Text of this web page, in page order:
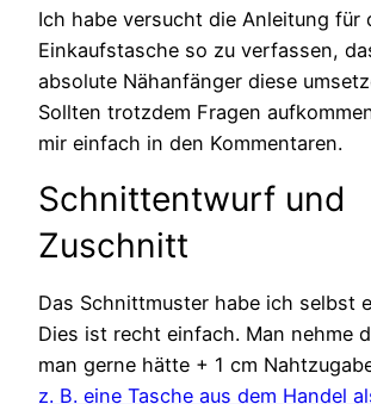
Ich habe versucht die Anleitung für
Einkaufstasche so zu verfassen,
absolute Nähanfänger diese
Sollten trotzdem Fragen
mir einfach in den Kommentaren.
Schnittentwurf und
Zuschnitt
Das Schnittmuster habe ich selbst
Dies ist recht einfach. Man nehme
man gerne hätte + 1 cm
z. B. eine Tasche aus dem Handel